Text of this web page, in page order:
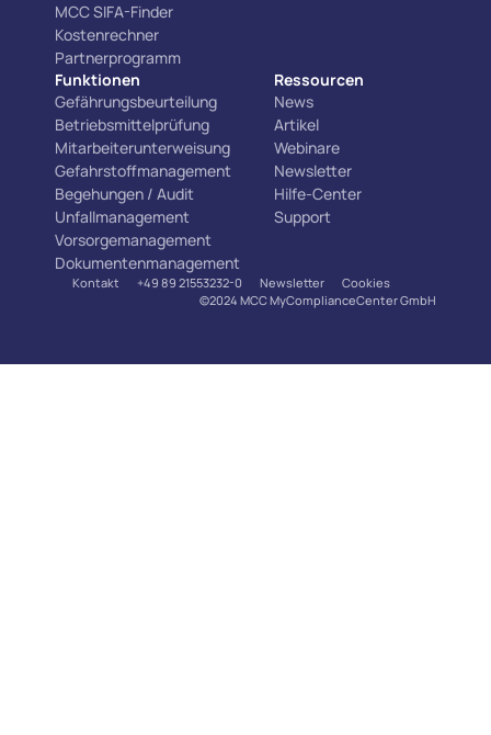
MCC SIFA-Finder
Kostenrechner
Partnerprogramm
Funktionen
Gefährungsbeurteilung
Betriebsmittelprüfung
Mitarbeiterunterweisung
Gefahrstoffmanagement
Begehungen / Audit
Unfallmanagement
Vorsorgemanagement
Dokumentenmanagement
Ressourcen
News
Artikel
Webinare
Newsletter
Hilfe-Center
Support
Kontakt +49 89 21553232-0 Newsletter
Cookies
©2024 MCC MyComplianceCenter GmbH